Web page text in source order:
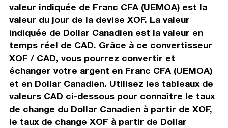
valeur indiquée de Franc CFA (UEMOA) est la
valeur du jour de la devise XOF. La valeur
indiquée de Dollar Canadien est la valeur en
temps réel de CAD. Grâce à ce convertisseur
XOF / CAD, vous pourrez convertir et
échanger votre argent en Franc CFA (UEMOA)
et en Dollar Canadien. Utilisez les tableaux de
valeurs CAD ci-dessous pour connaître le taux
de change du Dollar Canadien à partir de XOF,
le taux de change XOF à partir de Dollar